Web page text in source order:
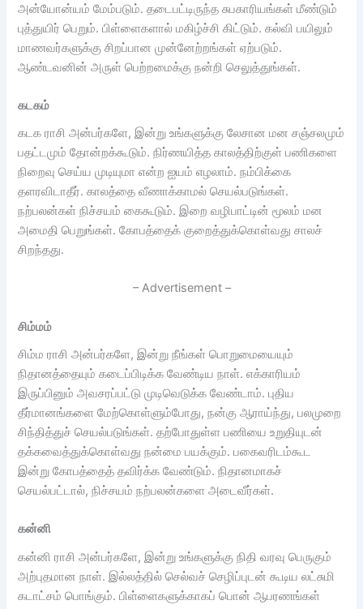
அன்யோன்யம் மேம்படும். தடைபட்டிருந்த சுபகாரியங்கள் மீண்டும்
புத்துயிர் பெறும். பிள்ளைகளால் மகிழ்ச்சி கிட்டும். கல்வி பயிலும்
மாணவர்களுக்கு சிறப்பான முன்னேற்றங்கள் ஏற்படும்.
ஆண்டவனின் அருள் பெற்றமைக்கு நன்றி செலுத்துங்கள். ‌
கடகம்
கடக ராசி அன்பர்களே, இன்று உங்களுக்கு லேசான மன சஞ்சலமும்
பதட்டமும் தோன்றக்கூடும். நிர்ணயித்த காலத்திற்குள் பணிகளை
நிறைவு செய்ய முடியுமா என்ற ஐயம் எழலாம். நம்பிக்கை
தளரவிடாதீர். காலத்தை வீணாக்காமல் செயல்படுங்கள்.
நற்பலன்கள் நிச்சயம் கைகூடும். இறை வழிபாட்டின் மூலம் மன
அமைதி பெறுங்கள். கோபத்தைக் குறைத்துக்கொள்வது சாலச்
சிறந்தது.
– Advertisement –
சிம்மம்
சிம்ம ராசி அன்பர்களே, இன்று நீங்கள் பொறுமையையும்
நிதானத்தையும் கடைப்பிடிக்க வேண்டிய நாள். எக்காரியம்
இருப்பினும் அவசரப்பட்டு முடிவெடுக்க வேண்டாம். புதிய
தீர்மானங்களை மேற்கொள்ளும்போது, நன்கு ஆராய்ந்து, பலமுறை
சிந்தித்துச் செயல்படுங்கள். தற்போதுள்ள பணியை உறுதியுடன்
தக்கவைத்துக்கொள்வது நன்மை பயக்கும். பகைவரிடம்கூட
இன்று கோபத்தைத் தவிர்க்க வேண்டும். நிதானமாகச்
செயல்பட்டால், நிச்சயம் நற்பலன்களை அடைவீர்கள்.
கன்னி
கன்னி ராசி அன்பர்களே, இன்று உங்களுக்கு நிதி வரவு பெருகும்
அற்புதமான நாள். இல்லத்தில் செல்வச் செழிப்புடன் கூடிய லட்சுமி
கடாட்சம் பொங்கும். பிள்ளைகளுக்காகப் பொன் ஆபரணங்கள்